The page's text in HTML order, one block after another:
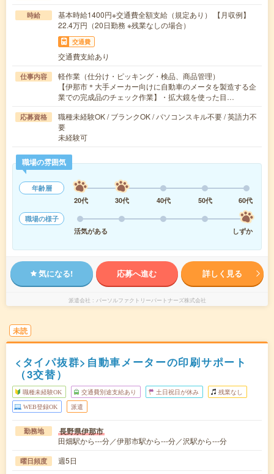
時給
基本時給1400円※交通費全額支給（規定あり） 【月収例】
22.4万円（20日勤務 ※残業なしの場合）
交通費
交通費支給あり
仕事内容
軽作業（仕分け・ピッキング・検品、商品管理）
【伊那市＊大手メーカー向けに自動車のメータを製造する企
業での完成品のチェック作業】・拡大鏡を使った目…
応募資格
職種未経験OK / ブランクOK / パソコンスキル不要 / 英語力不
要
未経験可
職場の雰囲気
年齢層
20代
30代 40代 50代
60代
職場の様子
活気がある
しずか
気になる! 応募へ進む 詳しく見る
派遣会社 パーソルファクトリーパートナーズ株式会社
未読
<タイパ抜群>自動車メーターの印刷サポート
（3交替）
職種未経験OK 交通費別途支給あり 土日祝日が休み 残業なし
WEB登録OK 派遣
勤務地 長野県伊那市
田畑駅から---分／伊那市駅から---分／沢駅から---分
曜日頻度 週5日